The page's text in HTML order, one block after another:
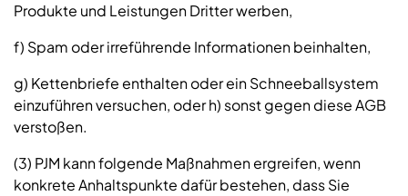
Produkte und Leistungen Dritter werben,
f) Spam oder irreführende Informationen beinhalten,
g) Kettenbriefe enthalten oder ein Schneeballsystem
einzuführen versuchen, oder h) sonst gegen diese AGB
verstoßen.
(3) PJM kann folgende Maßnahmen ergreifen, wenn
konkrete Anhaltspunkte dafür bestehen, dass Sie